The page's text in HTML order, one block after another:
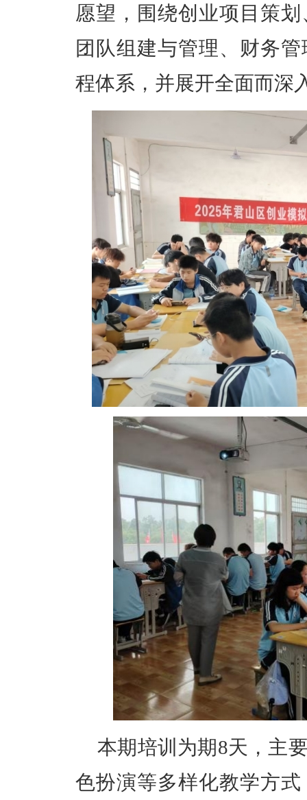
愿望 ，围绕创业项目策
团队组建与管理、财务
程体系 ，并展开全面而深
本期培训 为期8天， 主
色扮演等多样化教学方